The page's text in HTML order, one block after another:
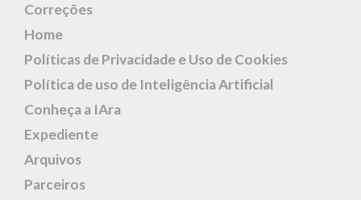
Correções
Home
Políticas de Privacidade e Uso de Cookies
Política de uso de Inteligência Artificial
Conheça a IAra
Expediente
Arquivos
Parceiros